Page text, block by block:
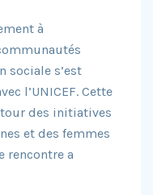
à
sociale s’est
l’UNICEF. Cette
des initiatives
et des femmes
rencontre a